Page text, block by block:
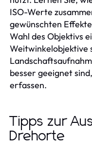
ISO-Werte
gewünschten
Wahl des Objektivs
Weitwinkelobjektive
besser geeignet
erfassen.
Tipps zur
Drehorte